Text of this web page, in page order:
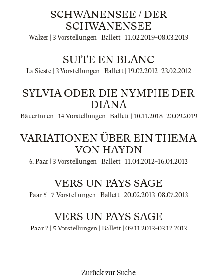
SCHWANENSEE / DER
SCHWANENSEE
Walzer | 3 Vorstellungen | Ballett | 11.02.2019–08.03.2019
SUITE EN BLANC
La Sieste | 3 Vorstellungen | Ballett | 19.02.2012–23.02.2012
SYLVIA ODER DIE NYMPHE DER
DIANA
Bäuerinnen | 14 Vorstellungen | Ballett | 10.11.2018–20.09.2019
VARIATIONEN ÜBER EIN THEMA
VON HAYDN
6. Paar | 3 Vorstellungen | Ballett | 11.04.2012–16.04.2012
VERS UN PAYS SAGE
Paar 5 | 7 Vorstellungen | Ballett | 20.02.2013–08.07.2013
VERS UN PAYS SAGE
Paar 2 | 5 Vorstellungen | Ballett | 09.11.2013–03.12.2013
Zurück zur Suche